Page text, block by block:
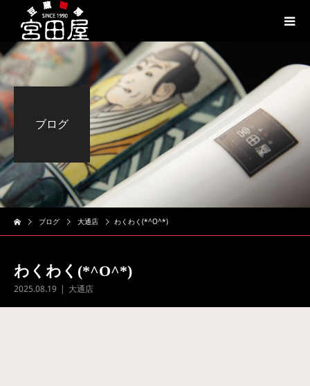
ブログ
ブログ 大通店 わくわく(*^O^*)
わくわく(*^O^*)
2025.08.19 大通店